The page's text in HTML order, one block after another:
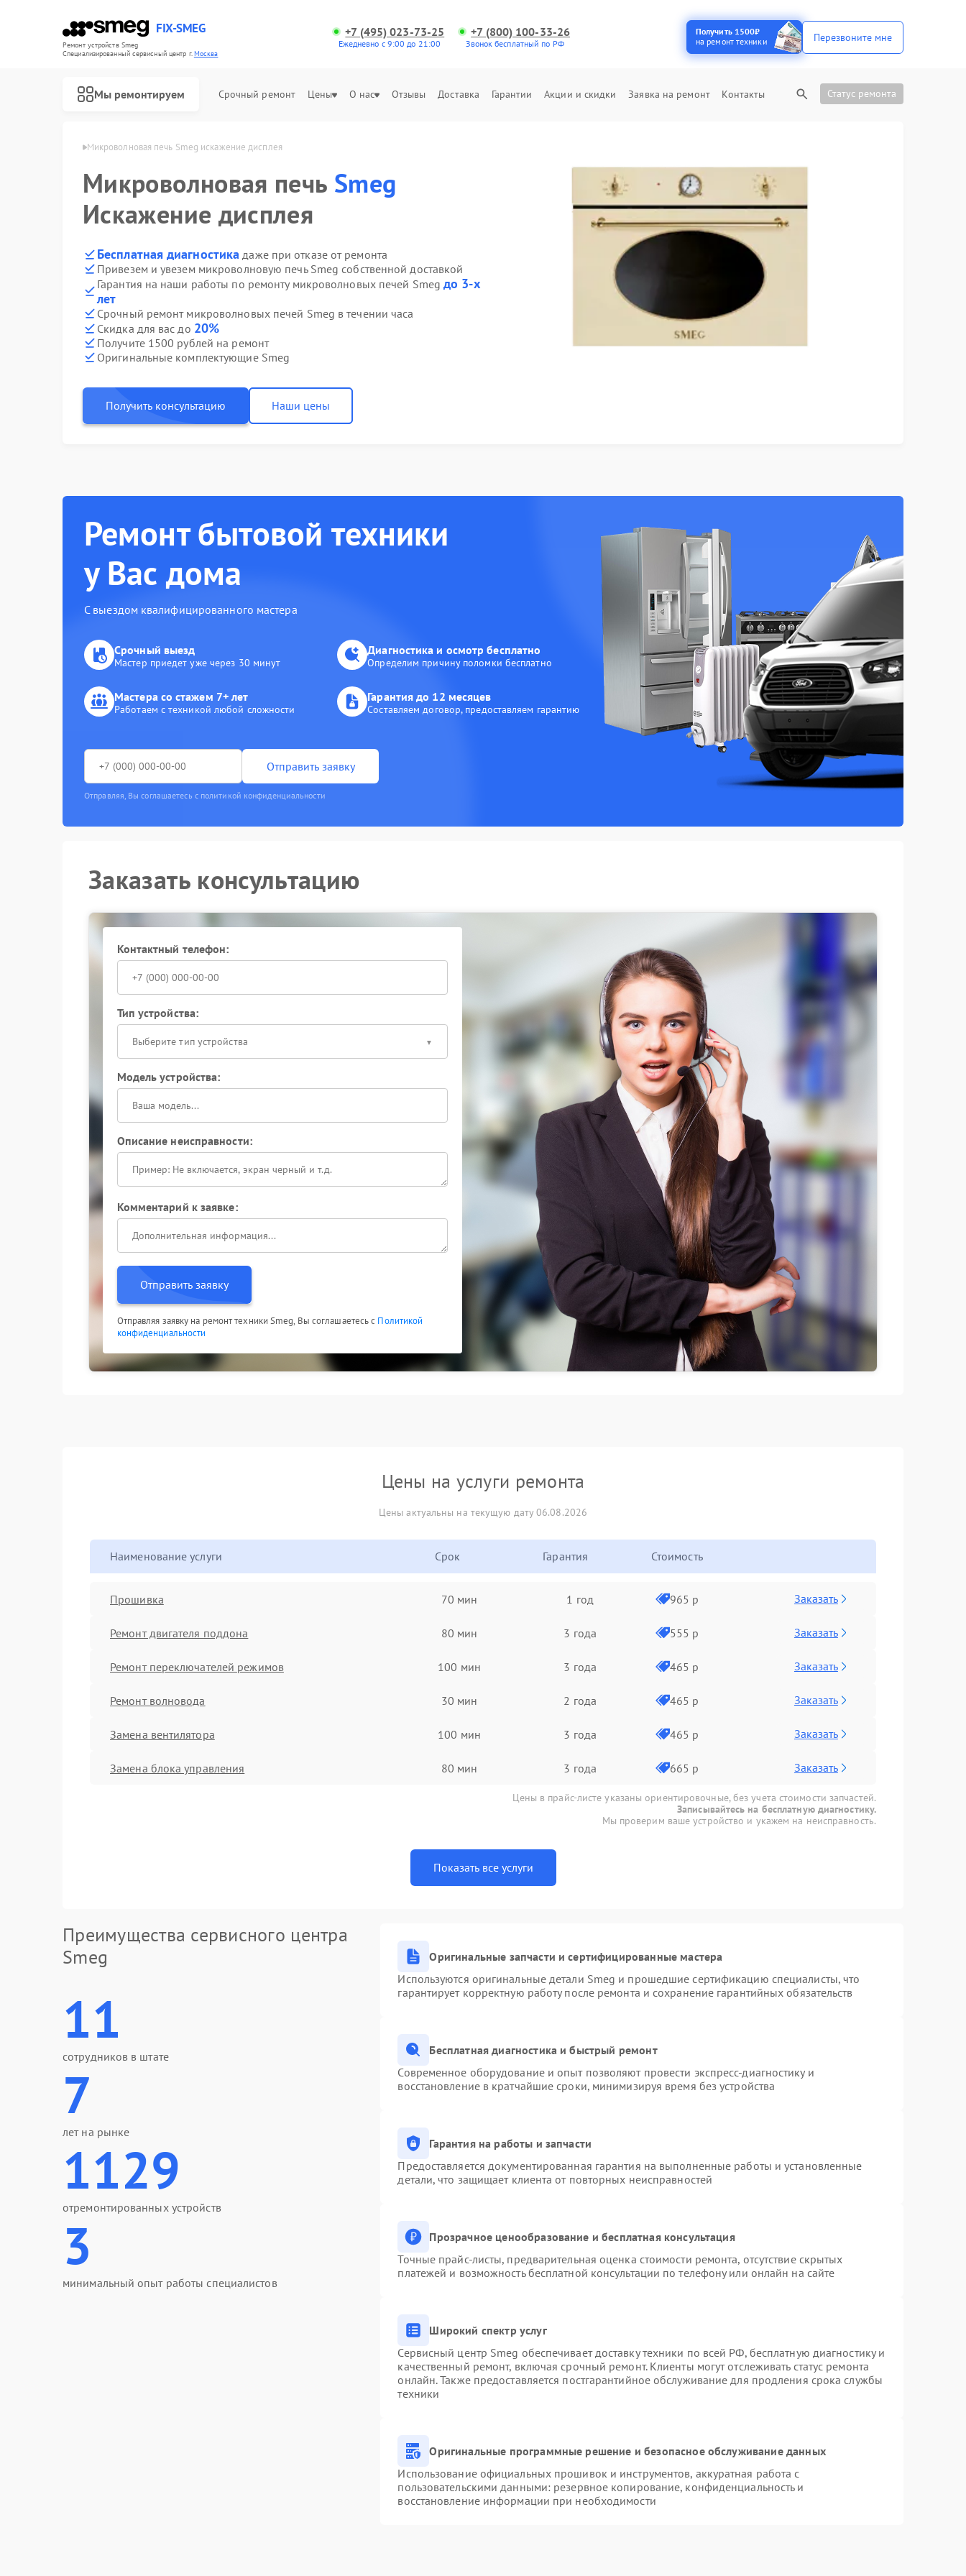
FIX-SMEG
Ремонт устройств Smeg
Специализированный cервисный центр г.Москва
+7 (495) 023-73-25
Ежедневно с 9:00 до 21:00
+7 (800) 100-33-26
Звонок бесплатный по РФ
Получить 1500₽
на ремонт техники
Перезвоните мне
Мы ремонтируем Срочный ремонт Цены О нас Отзывы Доставка Гарантии Акции и скидки Заявка на ремонт Контакты Статус ремонта
Микроволновая печь Smeg искажение дисплея
Микроволновая печь Smeg
Искажение дисплея
Бесплатная диагностика даже при отказе от ремонта
Привезем и увезем микроволновую печь Smeg собственной доставкой
Гарантия на наши работы по ремонту микроволновых печей Smeg до 3-х
лет
Срочный ремонт микроволновых печей Smeg в течении часа
Скидка для вас до 20%
Получите 1500 рублей на ремонт
Оригинальные комплектующие Smeg
Получить консультацию Наши цены
Ремонт бытовой техники
у Вас дома
С выездом квалифицированного мастера
Срочный выезд
Мастер приедет уже через 30 минут
Диагностика и осмотр бесплатно
Определим причину поломки бесплатно
Мастера со стажем 7+ лет
Работаем с техникой любой сложности
Гарантия до 12 месяцев
Составляем договор, предоставляем гарантию
Отправить заявку
Отправляя, Вы соглашаетесь с политикой конфиденциальности
Заказать консультацию
Контактный телефон:
Тип устройства:
Выберите тип устройства
Модель устройства:
Описание неисправности:
Комментарий к заявке:
Отправить заявку
Отправляя заявку на ремонт техники Smeg, Вы соглашаетесь с Политикой
конфиденциальности
Цены на услуги ремонта
Цены актуальны на текущую дату 06.08.2026
Наименование услуги Срок Гарантия Стоимость
Прошивка 70 мин 1 год 965 р Заказать
Ремонт двигателя поддона 80 мин 3 года 555 р Заказать
Ремонт переключателей режимов 100 мин 3 года 465 р Заказать
Ремонт волновода 30 мин 2 года 465 р Заказать
Замена вентилятора 100 мин 3 года 465 р Заказать
Замена блока управления 80 мин 3 года 665 р Заказать
Цены в прайс-листе указаны ориентировочные, без учета стоимости запчастей.
Записывайтесь на бесплатную диагностику.
Мы проверим ваше устройство и укажем на неисправность.
Показать все услуги
Преимущества сервисного центра
Smeg
11
сотрудников в штате
7
лет на рынке
1129
отремонтированных устройств
3
минимальный опыт работы специалистов
Оригинальные запчасти и сертифицированные мастера
Используются оригинальные детали Smeg и прошедшие сертификацию специалисты, что
гарантирует корректную работу после ремонта и сохранение гарантийных обязательств
Бесплатная диагностика и быстрый ремонт
Современное оборудование и опыт позволяют провести экспресс-диагностику и
восстановление в кратчайшие сроки, минимизируя время без устройства
Гарантия на работы и запчасти
Предоставляется документированная гарантия на выполненные работы и установленные
детали, что защищает клиента от повторных неисправностей
Прозрачное ценообразование и бесплатная консультация
Точные прайс-листы, предварительная оценка стоимости ремонта, отсутствие скрытых
платежей и возможность бесплатной консультации по телефону или онлайн на сайте
Широкий спектр услуг
Сервисный центр Smeg обеспечивает доставку техники по всей РФ, бесплатную диагностику и
качественный ремонт, включая срочный ремонт. Клиенты могут отслеживать статус ремонта
онлайн. Также предоставляется постгарантийное обслуживание для продления срока службы
техники
Оригинальные программные решение и безопасное обслуживание данных
Использование официальных прошивок и инструментов, аккуратная работа с
пользовательскими данными: резервное копирование, конфиденциальность и
восстановление информации при необходимости